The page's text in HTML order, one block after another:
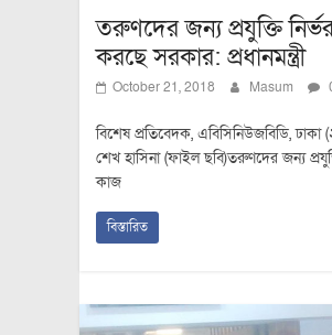
তরুণদের জন্য প্রযুক্তি
করছে সরকার: প্রধানমন্ত্রী
October 21, 2018 Masum
বিশেষ প্রতিবেদক, এবিসিনিউজবিডি, ঢাকা
শেখ হাসিনা (ফাইল ছবি)তরুণদের জন্য
কাজ
বিস্তারিত